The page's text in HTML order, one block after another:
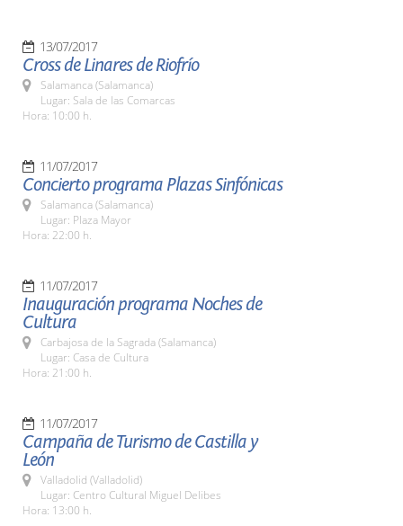
13/07/2017
Cross de Linares de Riofrío
Salamanca (Salamanca)
Lugar: Sala de las Comarcas
Hora: 10:00 h.
11/07/2017
Concierto programa Plazas Sinfónicas
Salamanca (Salamanca)
Lugar: Plaza Mayor
Hora: 22:00 h.
11/07/2017
Inauguración programa Noches de
Cultura
Carbajosa de la Sagrada (Salamanca)
Lugar: Casa de Cultura
Hora: 21:00 h.
11/07/2017
Campaña de Turismo de Castilla y
León
Valladolid (Valladolid)
Lugar: Centro Cultural Miguel Delibes
Hora: 13:00 h.